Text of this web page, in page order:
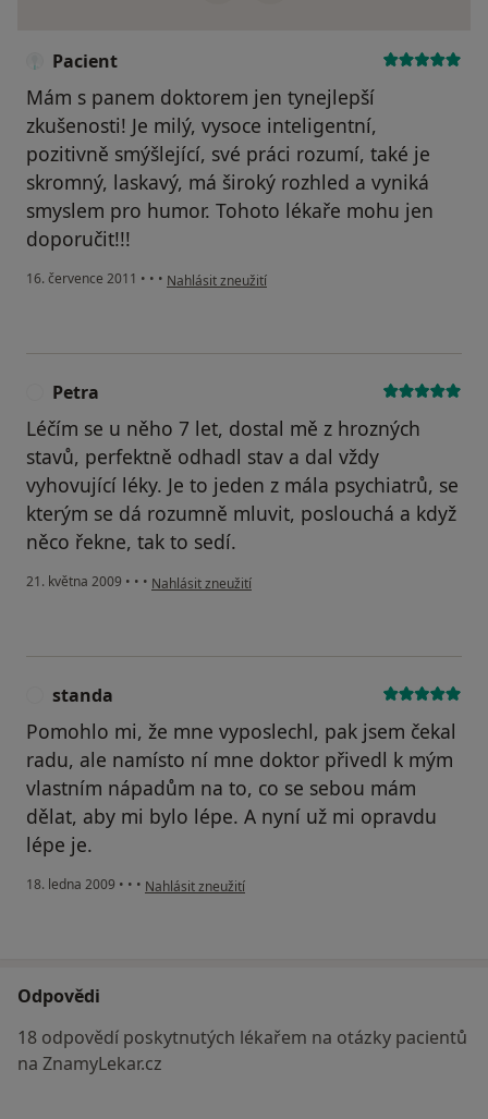
Pacient
Mám s panem doktorem jen tynejlepší
zkušenosti! Je milý, vysoce inteligentní,
pozitivně smýšlející, své práci rozumí, také je
skromný, laskavý, má široký rozhled a vyniká
smyslem pro humor. Tohoto lékaře mohu jen
doporučit!!!
16. července 2011 • • • podle názoru uživatele Pacient
Nahlásit zneužití
Petra
Léčím se u něho 7 let, dostal mě z hrozných
stavů, perfektně odhadl stav a dal vždy
vyhovující léky. Je to jeden z mála psychiatrů, se
kterým se dá rozumně mluvit, poslouchá a když
něco řekne, tak to sedí.
21. května 2009 • • • podle názoru uživatele Petra
Nahlásit zneužití
standa
Pomohlo mi, že mne vyposlechl, pak jsem čekal
radu, ale namísto ní mne doktor přivedl k mým
vlastním nápadům na to, co se sebou mám
dělat, aby mi bylo lépe. A nyní už mi opravdu
lépe je.
18. ledna 2009 • • • podle názoru uživatele standa
Nahlásit zneužití
Odpovědi
18 odpovědí poskytnutých lékařem na otázky pacientů
na ZnamyLekar.cz